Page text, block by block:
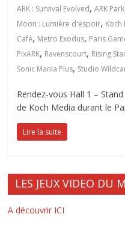
ARK : Survival Evolved,ARK Park
Moon : Lumière d'espoir, Koch
Café, Metro Exodus, Paris
PixARK, Ravenscourt, Rising
Sonic Mania Plus, Studio
Rendez-vous Hall 1 –
de Koch Media durant le
Lire la suite
LES JEUX VIDEO DU
A découvrir ICI